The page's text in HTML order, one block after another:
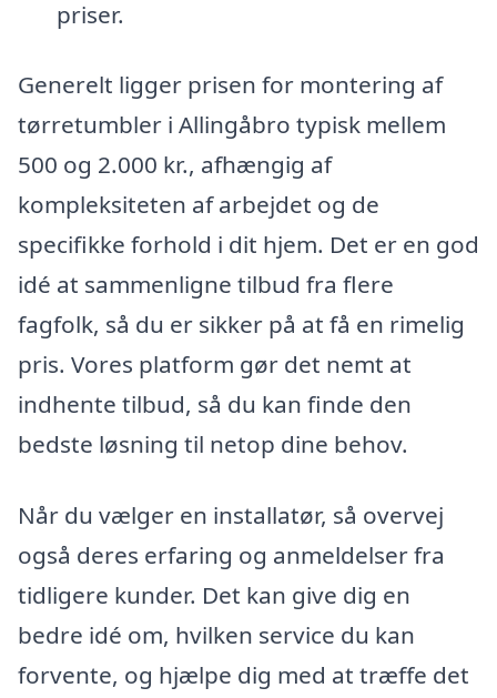
priser.
Generelt ligger prisen for montering af
tørretumbler i Allingåbro typisk mellem
500 og 2.000 kr., afhængig af
kompleksiteten af arbejdet og de
specifikke forhold i dit hjem. Det er en god
idé at sammenligne tilbud fra flere
fagfolk, så du er sikker på at få en rimelig
pris. Vores platform gør det nemt at
indhente tilbud, så du kan finde den
bedste løsning til netop dine behov.
Når du vælger en installatør, så overvej
også deres erfaring og anmeldelser fra
tidligere kunder. Det kan give dig en
bedre idé om, hvilken service du kan
forvente, og hjælpe dig med at træffe det